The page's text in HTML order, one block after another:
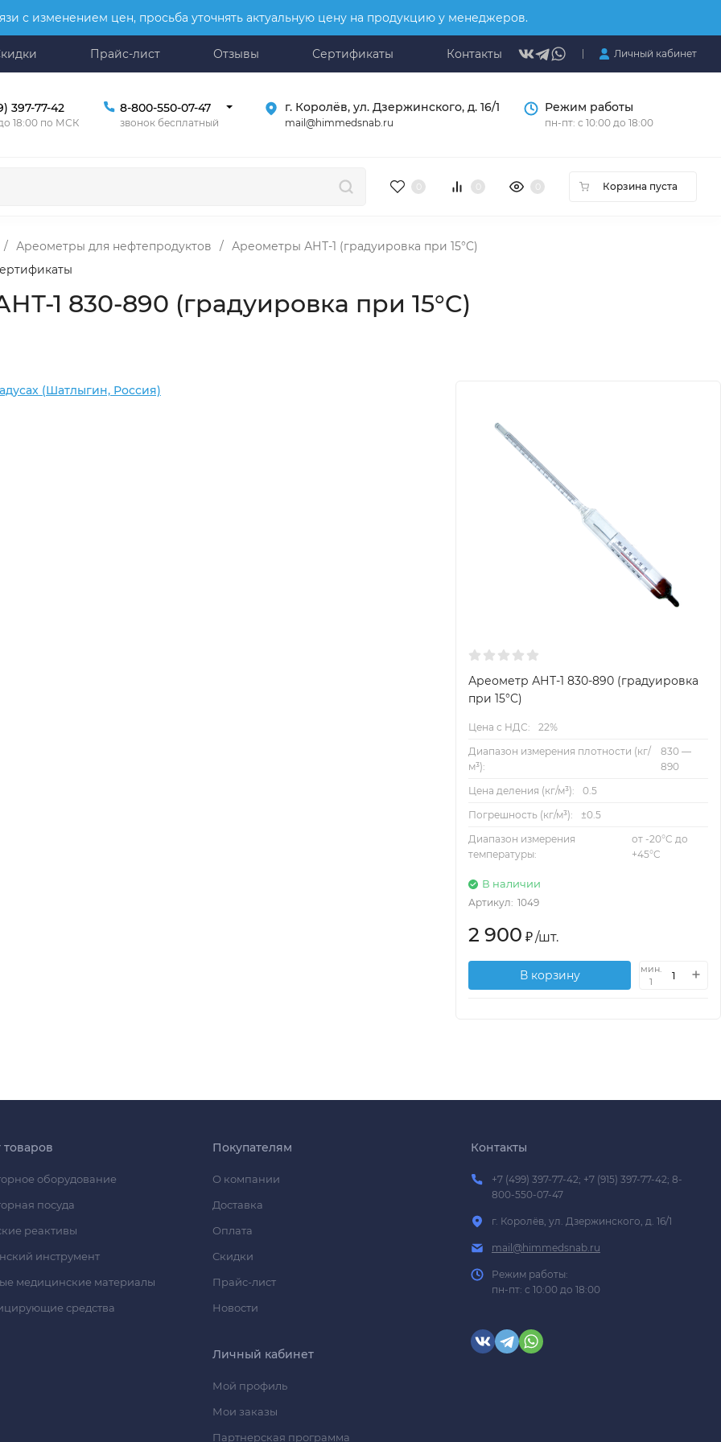
с изменением цен, просьба уточнять актуальную цену на продукцию у менеджеров.
Прайс-лист Отзывы Сертификаты Контакты Личный кабинет
397-77-42
18:00 по МСК
8-800-550-07-47
звонок бесплатный
г. Королёв, ул. Дзержинского, д. 16/1
mail@himmedsnab.ru
Режим работы
пн-пт: с 10:00 до 18:00
Корзина пуста
/ Ареометры для нефтепродуктов / Ареометры АНТ-1 (градуировка при 15°C)
1 830-890 (градуировка при 15°C)
(Шатлыгин, Россия)
Ареометр АНТ-1 830-890 (градуировка
при 15°C)
Цена с НДС:
22%
Диапазон измерения плотности (кг/
м³):
830 —
890
Цена деления (кг/м³):
0.5
Погрешность (кг/м³):
±0.5
Диапазон измерения
температуры:
от -20°C до
+45°C
В наличии
Артикул: 1049
2 900 ₽/шт.
В корзину
мин.
1
товаров
оборудование
посуда
реактивы
инструмент
медицинские материалы
средства
Покупателям
О компании
Доставка
Оплата
Скидки
Прайс-лист
Новости
Личный кабинет
Мой профиль
Мои заказы
Партнерская программа
Контакты
+7 (499) 397-77-42; +7 (915) 397-77-42; 8-
800-550-07-47
г. Королёв, ул. Дзержинского, д. 16/1
mail@himmedsnab.ru
Режим работы:
пн-пт: с 10:00 до 18:00